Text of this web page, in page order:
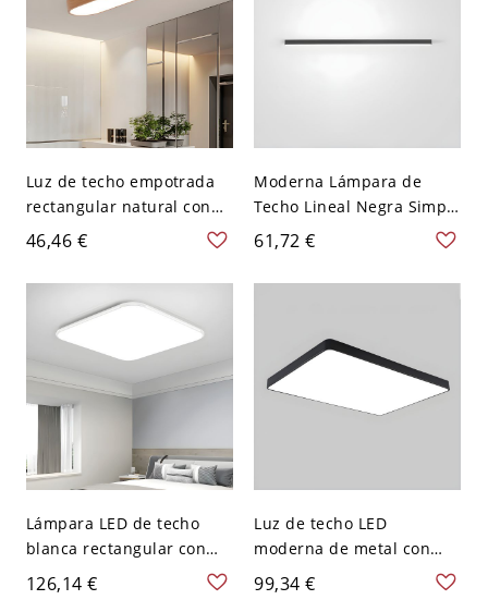
Luz de techo empotrada
rectangular natural con
bombillas LED - 110 A 120
V 35,56 cm Luz cálida
46,46 €
Moderna Lámpara de
Techo Lineal Negra Simple
Aluminio Acrílico Sala de
Estar Montaje Empotrado
61,72 €
Lámpara LED de techo
blanca rectangular con
montaje empotrado,
moderna, con pantalla
126,14 €
Luz de techo LED
moderna de metal con
pantalla acrílica - Pantalla
blanca - 110 A 120 V 64,77
99,34 €